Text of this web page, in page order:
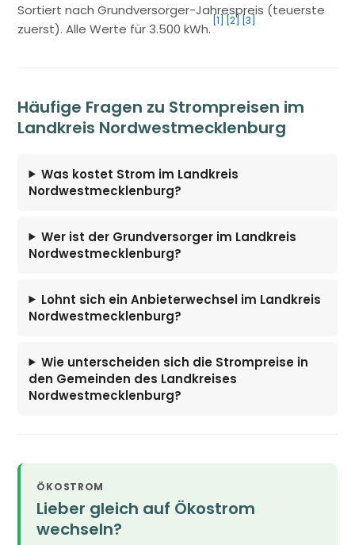
Sortiert nach Grundversorger-Jahrespreis (teuerste
zuerst). Alle Werte für 3.500 kWh.
[1] [2] [3]
Häufige Fragen zu Strompreisen im
Landkreis Nordwestmecklenburg
Was kostet Strom im Landkreis
Nordwestmecklenburg?
Wer ist der Grundversorger im Landkreis
Nordwestmecklenburg?
Lohnt sich ein Anbieterwechsel im Landkreis
Nordwestmecklenburg?
Wie unterscheiden sich die Strompreise in
den Gemeinden des Landkreises
Nordwestmecklenburg?
ÖKOSTROM
Lieber gleich auf Ökostrom
wechseln?